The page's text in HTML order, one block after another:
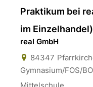
Praktikum bei
im Einzelhandel)
real GmbH
84347
Gymnasium/FOS/